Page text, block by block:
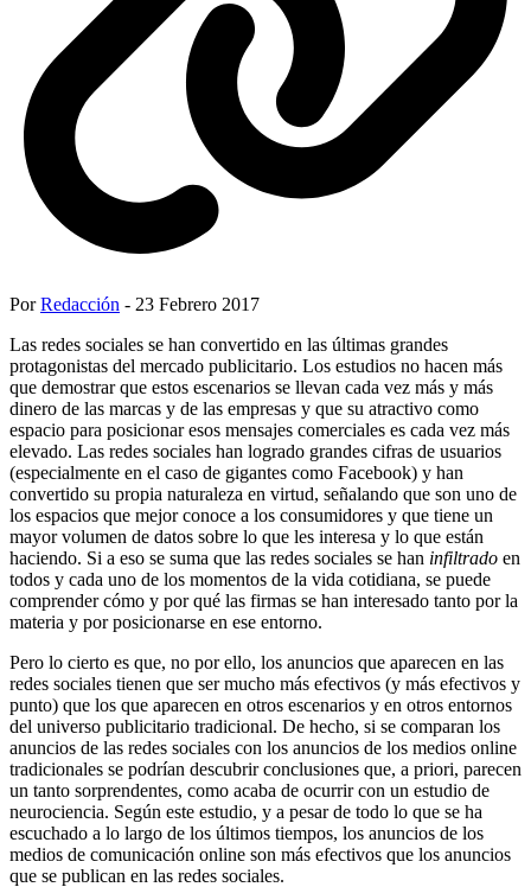
PorRedacción - 23 Febrero 2017
Las redes sociales se han convertido en las últimas grandes
protagonistas del mercado publicitario. Los estudios no hacen más
que demostrar que estos escenarios se llevan cada vez más y más
dinero de las marcas y de las empresas y que su atractivo como
espacio para posicionar esos mensajes comerciales es cada vez más
elevado. Las redes sociales han logrado grandes cifras de usuarios
(especialmente en el caso de gigantes como Facebook) y han
convertido su propia naturaleza en virtud, señalando que son uno de
los espacios que mejor conoce a los consumidores y que tiene un
mayor volumen de datos sobre lo que les interesa y lo que están
haciendo. Si a eso se suma que las redes sociales se han infiltrado en
todos y cada uno de los momentos de la vida cotidiana, se puede
comprender cómo y por qué las firmas se han interesado tanto por la
materia y por posicionarse en ese entorno.
Pero lo cierto es que, no por ello, los anuncios que aparecen en las
redes sociales tienen que ser mucho más efectivos (y más efectivos y
punto) que los que aparecen en otros escenarios y en otros entornos
del universo publicitario tradicional. De hecho, si se comparan los
anuncios de las redes sociales con los anuncios de los medios online
tradicionales se podrían descubrir conclusiones que, a priori, parecen
un tanto sorprendentes, como acaba de ocurrir con un estudio de
neurociencia. Según este estudio, y a pesar de todo lo que se ha
escuchado a lo largo de los últimos tiempos, los anuncios de los
medios de comunicación online son más efectivos que los anuncios
que se publican en las redes sociales.